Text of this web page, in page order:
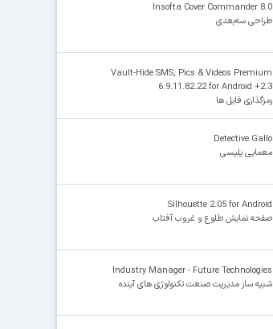
Insofta Cover Commander 8.0
طراحی سه‌بعدی
Vault-Hide SMS, Pics & Videos Premium
6.9.11.82.22 for Android +2.3
رمزگذاری فایل ها
Detective Gallo
معمایی پلیسی
Silhouette 2.05 for Android
صفحه نمایش طلوع و غروب آفتاب
Industry Manager - Future Technologies
شبیه ساز مدیریت صنعت تکنولوژی های آینده